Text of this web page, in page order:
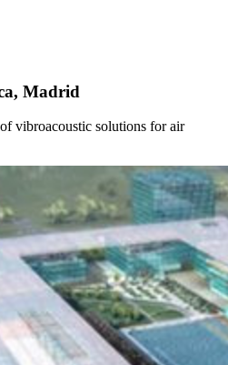
Madrid
vibroacoustic solutions for air